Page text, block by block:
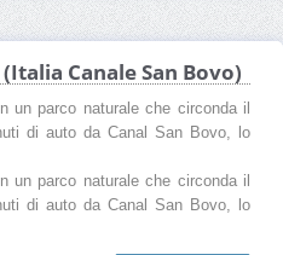
Canale San Bovo)
un parco naturale che circonda il
di auto da Canal San Bovo, lo
un parco naturale che circonda il
di auto da Canal San Bovo, lo